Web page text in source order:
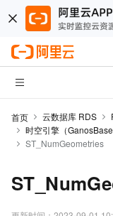
首页 云数据库 RDS
时空引擎（GanosBase
ST_NumGeometries